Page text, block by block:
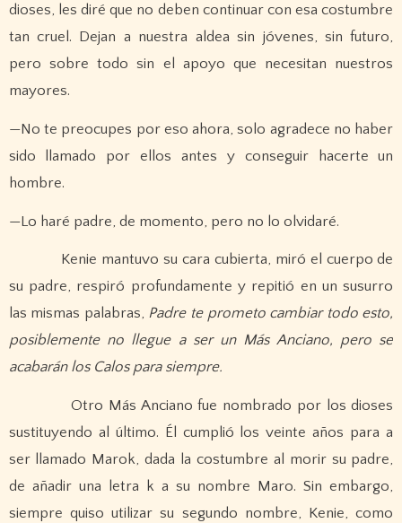
dioses, les diré que no deben continuar con esa costumbre
tan cruel. Dejan a nuestra aldea sin jóvenes, sin futuro,
pero sobre todo sin el apoyo que necesitan nuestros
mayores.
—No te preocupes por eso ahora, solo agradece no haber
sido llamado por ellos antes y conseguir hacerte un
hombre.
—Lo haré padre, de momento, pero no lo olvidaré.
Kenie mantuvo su cara cubierta, miró el cuerpo de
su padre, respiró profundamente y repitió en un susurro
las mismas palabras, Padre te prometo cambiar todo esto,
posiblemente no llegue a ser un Más Anciano, pero se
acabarán los Calos para siempre.
Otro Más Anciano fue nombrado por los dioses
sustituyendo al último. Él cumplió los veinte años para a
ser llamado Marok, dada la costumbre al morir su padre,
de añadir una letra k a su nombre Maro. Sin embargo,
siempre quiso utilizar su segundo nombre, Kenie, como